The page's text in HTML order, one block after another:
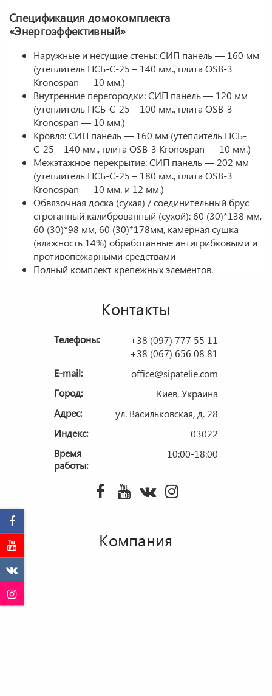
Спецификация домокомплекта
«Энергоэффективный»
Наружные и несущие стены: СИП панель — 160 мм
(утеплитель ПСБ-С-25 – 140 мм., плита OSB-3
Kronospan — 10 мм.)
Внутренние перегородки: СИП панель — 120 мм
(утеплитель ПСБ-С-25 – 100 мм., плита OSB-3
Kronospan — 10 мм.)
Кровля: СИП панель — 160 мм (утеплитель ПСБ-
С-25 – 140 мм., плита OSB-3 Kronospan — 10 мм.)
Межэтажное перекрытие: СИП панель — 202 мм
(утеплитель ПСБ-С-25 – 180 мм., плита OSB-3
Kronospan — 10 мм. и 12 мм.)
Обвязочная доска (сухая) / соединительный брус
строганный калиброванный (сухой): 60 (30)*138 мм,
60 (30)*98 мм, 60 (30)*178мм, камерная сушка
(влажность 14%) обработанные антигрибковыми и
противопожарными средствами
Полный комплект крепежных элементов.
Контакты
Телефоны:
+38 (097) 777 55 11
+38 (067) 656 08 81
E-mail:
office@sipatelie.com
Город:
Киев, Украина
Адрес:
ул. Васильковская, д. 28
Индекс:
03022
Время
работы:
10:00-18:00
Компания
О Сип Ателье
Акции